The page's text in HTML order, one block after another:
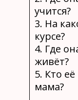
учится?
3. На
курсе?
4. Где
живёт?
5. Кто её
мама?